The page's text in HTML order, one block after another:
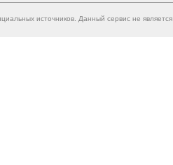
источников. Данный сервис не